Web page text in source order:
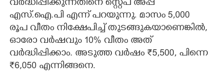
വർദ്ധിപ്പിക്കുന്നതിനെ സ്റ്റെപ് അപ്പ്
എസ്.ഐ.പി എന്ന് പറയുന്നു. മാസം 5,000
രൂപ വീതം നിക്ഷേപിച്ച് തുടങ്ങുകയാണെങ്കിൽ,
ഓരോ വർഷവും 10% വീതം അത്
വർദ്ധിപ്പിക്കാം. അടുത്ത വർഷം ₹5,500, പിന്നെ
₹6,050 എന്നിങ്ങനെ.